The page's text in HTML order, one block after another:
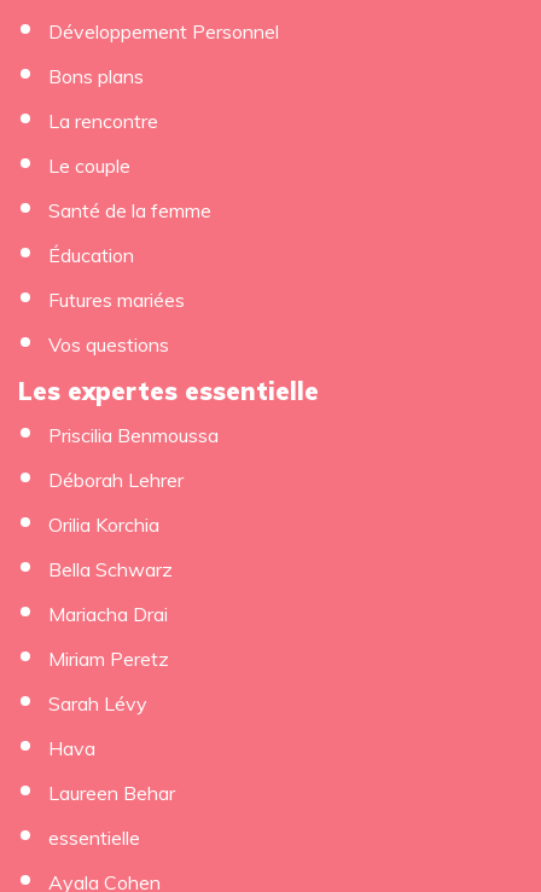
Développement Personnel
Bons plans
La rencontre
Le couple
Santé de la femme
Éducation
Futures mariées
Vos questions
Les expertes essentielle
Priscilia Benmoussa
Déborah Lehrer
Orilia Korchia
Bella Schwarz
Mariacha Drai
Miriam Peretz
Sarah Lévy
Hava
Laureen Behar
essentielle
Ayala Cohen